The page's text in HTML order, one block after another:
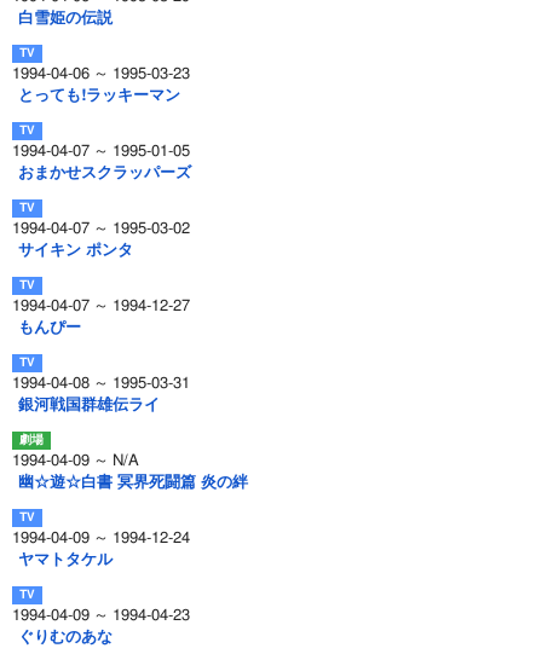
白雪姫の伝説
1994-04-06 ～ 1995-03-23
とっても!ラッキーマン
1994-04-07 ～ 1995-01-05
おまかせスクラッパーズ
1994-04-07 ～ 1995-03-02
サイキン ポンタ
1994-04-07 ～ 1994-12-27
もんぴー
1994-04-08 ～ 1995-03-31
銀河戦国群雄伝ライ
1994-04-09 ～ N/A
幽☆遊☆白書 冥界死闘篇 炎の絆
1994-04-09 ～ 1994-12-24
ヤマトタケル
1994-04-09 ～ 1994-04-23
ぐりむのあな